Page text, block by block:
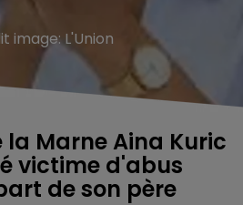
image:L'Union
la Marne Aina Kuric
victime d'abus
de son père